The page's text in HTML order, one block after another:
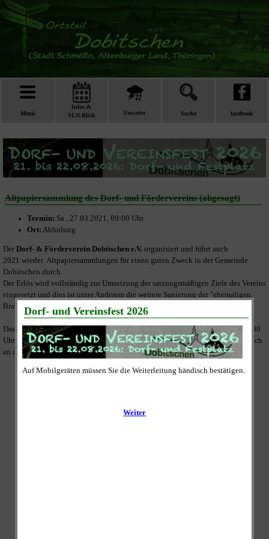
Menü
Infos &
SLN Blick
Unwetter Suche facebook
Altpapiersammlung des Dorf- und Fördervereins (abgesagt)
Termin: Sa., 27.03.2021, 09:00 Uhr
Ort: Abholung
Der Dorf- & Förderverein Dobitschen e.V. organisiert und führt auch
2021 wieder Altpapiersammlungen für einen guten Zweck in der Gemeinde
Dobitschen durch.
Der Erlös wird vollständig zur Umsetzung der satzungsmäßigen Ziele des Vereins
eingesetzt und dies ist unter Anderem die weitere Sanierung der "ehemaligen
Brauerei" am Festplatz im Ortskern.
Das gesammelte Altpapier wird an den Sammeltagen zwischen 09:00 und 11:00
Uhr abgeholt. Dazu legen Sie es bitte bis 09:00 Uhr gut sichtbar und zugänglich
an die Straße vor Ihrem Grundstück oder Ihrer Wohnung ab.